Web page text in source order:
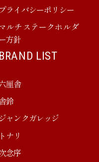
プライバシーポリシー
ルチステークホルダ
方針
BRAND LIST
厘舎
鈴
ジャンクガレッジ
トナリ
念序